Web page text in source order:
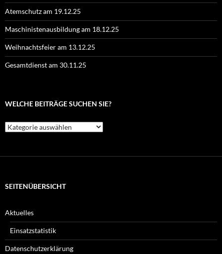
Atemschutz am 19.12.25
Maschinistenausbildung am 18.12.25
Weihnachtsfeier am 13.12.25
Gesamtdienst am 30.11.25
WELCHE BEITRÄGE SUCHEN SIE?
Welche
Beiträge
SEITENÜBERSICHT
Aktuelles
Einsatzstatistik
Datenschutzerklärung